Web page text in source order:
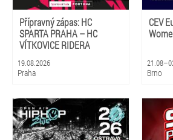
Přípravný zápas: HC
SPARTA PRAHA – HC
VÍTKOVICE RIDERA
19.08.2026
Praha
CEV
Brno